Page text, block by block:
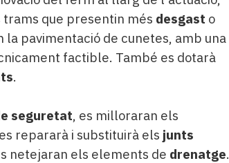
que presentin més desgast o
la pavimentació de cunetes, amb una
factible. També es dotarà
.
seguretat, es milloraran els
repararà i substituirà els junts
netejaran els elements de drenatge.